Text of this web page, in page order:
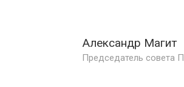
Александр Магит
Председатель совета